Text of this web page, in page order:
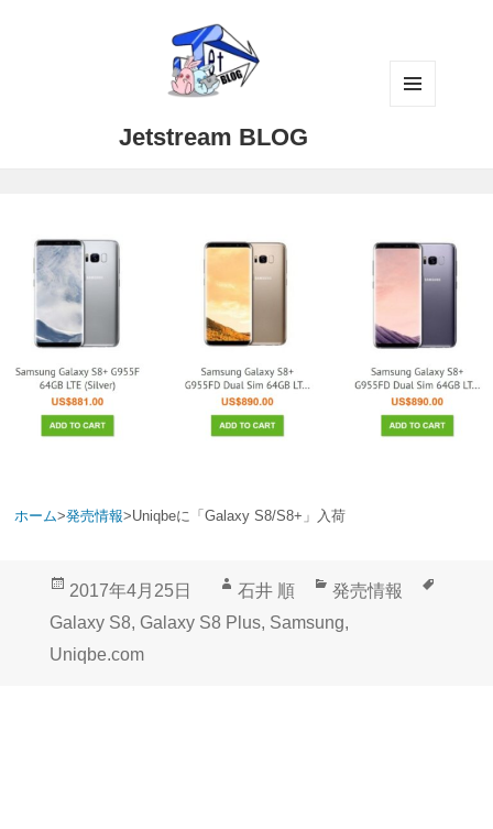
Jetstream BLOG
ホーム>発売情報>Uniqbeに「Galaxy S8/S8+」入荷
投
稿
日:
2017年4月25日
作
成
石井 順
カ
テ
発売情報
Galaxy S8, Galaxy S8 Plus, Samsung,
Uniqbe.com